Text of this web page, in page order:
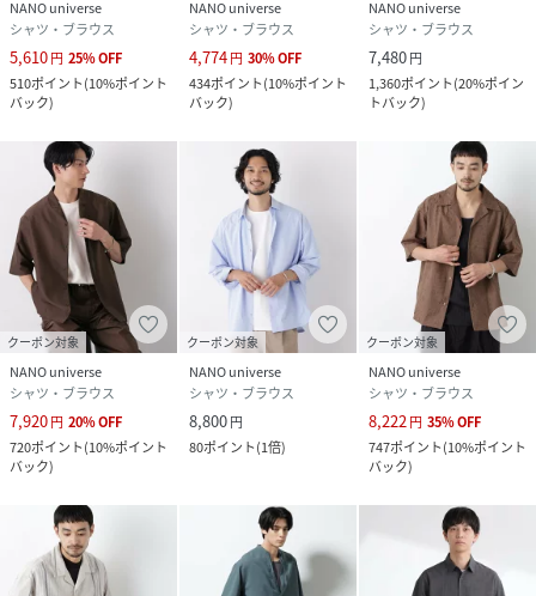
NANO universe
シャツ・ブラウス
5,610円 25%OFF
510ポイント(10%ポイント
バック)
NANO universe
シャツ・ブラウス
4,774円 30%OFF
434ポイント(10%ポイント
バック)
NANO universe
シャツ・ブラウス
7,480円
1,360ポイント(20%ポイン
トバック)
クーポン対象
NANO universe
シャツ・ブラウス
7,920円 20%OFF
720ポイント(10%ポイント
バック)
クーポン対象
NANO universe
シャツ・ブラウス
8,800円
80ポイント(1倍)
クーポン対象
NANO universe
シャツ・ブラウス
8,222円 35%OFF
747ポイント(10%ポイント
バック)